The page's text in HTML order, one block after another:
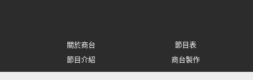
關於商台 節目表
節目介紹
商台製作